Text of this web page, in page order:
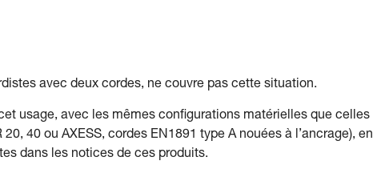
avec deux cordes, ne couvre pas cette situation.
usage, avec les mêmes configurations matérielles que celles
40 ou AXESS, cordes EN1891 type A nouées à l’ancrage), en
dans les notices de ces produits.